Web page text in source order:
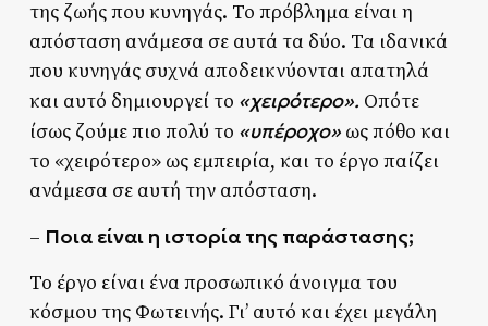
της ζωής που κυνηγάς. Το πρόβλημα είναι η
απόσταση ανάμεσα σε αυτά τα δύο. Τα ιδανικά
που κυνηγάς συχνά αποδεικνύονται απατηλά
και αυτό δημιουργεί το «χειρότερο». Οπότε
ίσως ζούμε πιο πολύ το «υπέροχο»ως πόθο και
το «χειρότερο» ως εμπειρία, και το έργο παίζει
ανάμεσα σε αυτή την απόσταση.
– Ποια είναι η ιστορία της παράστασης;
To έργο είναι ένα προσωπικό άνοιγμα του
κόσμου της Φωτεινής. Γι’ αυτό και έχει μεγάλη